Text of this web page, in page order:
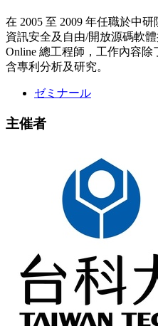
在 2005 至 2009 年任職於中
資訊安全及自由/開放源碼軟
Online 總工程師，工作內容
含專利分析及研究。
ゼミナール
主催者